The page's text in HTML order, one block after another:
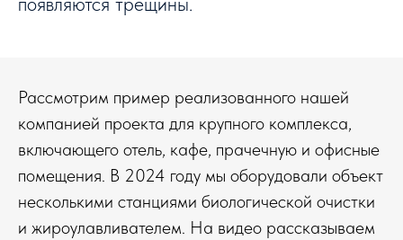
Рассмотрим пример реализованного нашей
компанией проекта для крупного комплекса,
включающего отель, кафе, прачечную и офисные
помещения. В 2024 году мы оборудовали объект
несколькими станциями биологической очистки
и жироулавливателем. На видео рассказываем